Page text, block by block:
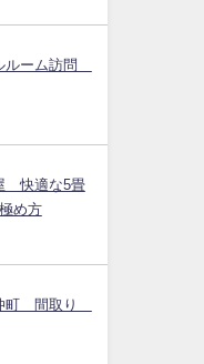
ルーム訪問
快適な5畳
め方
町 間取り